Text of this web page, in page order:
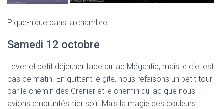
Pique-nique dans la chambre.
Samedi 12 octobre
Lever et petit déjeuner face au lac Mégantic, mais le ciel est
bas ce matin. En quittant le gîte, nous refaisons un petit tour
par le chemin des Grenier et le chemin du lac que nous
avions empruntés hier soir. Mais la magie des couleurs